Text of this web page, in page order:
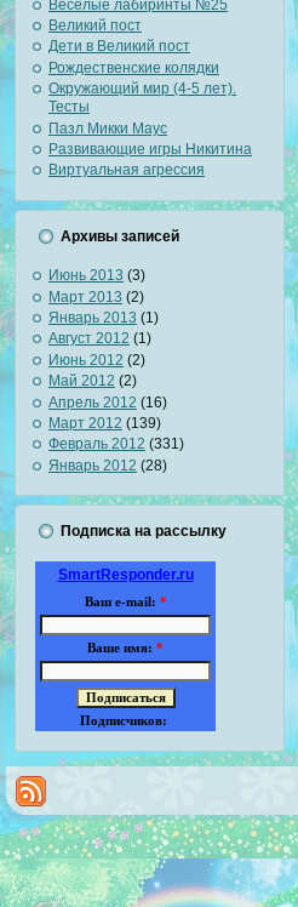
Веселые лабиринты №25
Великий пост
Дети в Великий пост
Рождественские колядки
Окружающий мир (4-5 лет).
Тесты
Пазл Микки Маус
Развивающие игры Никитина
Виртуальная агрессия
Архивы записей
Июнь 2013 (3)
Март 2013 (2)
Январь 2013 (1)
Август 2012 (1)
Июнь 2012 (2)
Май 2012 (2)
Апрель 2012 (16)
Март 2012 (139)
Февраль 2012 (331)
Январь 2012 (28)
Подписка на рассылку
SmartResponder.ru
Ваш e-mail: *
Ваше имя: *
Подписчиков: